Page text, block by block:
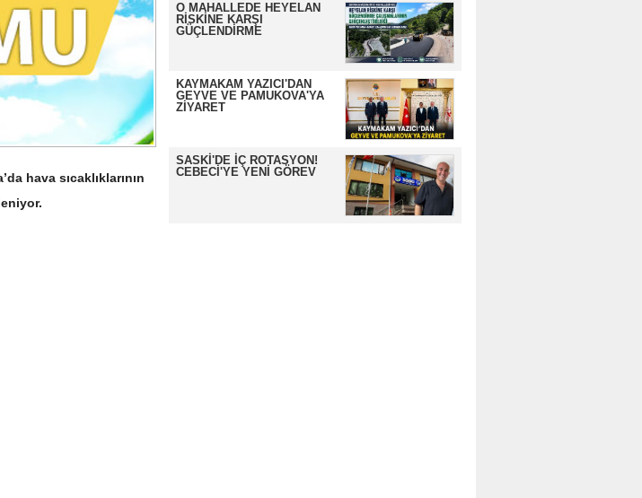
O MAHALLEDE HEYELAN
RİSKİNE KARŞI
GÜÇLENDİRME
KAYMAKAM YAZICI'DAN
GEYVE VE PAMUKOVA'YA
ZİYARET
SASKİ'DE İÇ ROTASYON!
CEBECİ'YE YENİ GÖREV
hava sıcaklıklarının